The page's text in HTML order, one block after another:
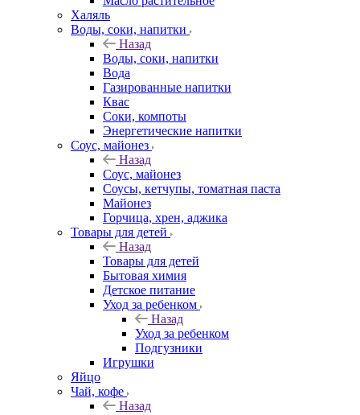
Халяль
Воды, соки, напитки
Назад
Воды, соки, напитки
Вода
Газированные напитки
Квас
Соки, компоты
Энергетические напитки
Соус, майонез
Назад
Соус, майонез
Соусы, кетчупы, томатная паста
Майонез
Горчица, хрен, аджика
Товары для детей
Назад
Товары для детей
Бытовая химия
Детское питание
Уход за ребенком
Назад
Уход за ребенком
Подгузники
Игрушки
Яйцо
Чай, кофе
Назад